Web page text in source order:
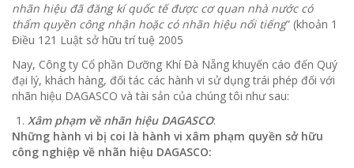
nhãn hiệu đã đăng kí quốc tế được cơ quan nhà nước có
thẩm quyền công nhận hoặc có nhãn hiệu nổi tiếng” (khoản 1
Điều 121 Luật sở hữu trí tuệ 2005
Nay, Công ty Cổ phần Dưỡng Khí Đà Nẵng khuyến cáo đến Quý
đại lý, khách hàng, đối tác các hành vi sử dụng trái phép đối với
nhãn hiệu DAGASCO và tài sản của chúng tôi như sau:
Xâm phạm về nhãn hiệu DAGASCO:
Những hành vi bị coi là hành vi xâm phạm quyền sở hữu
công nghiệp về nhãn hiệu DAGASCO: